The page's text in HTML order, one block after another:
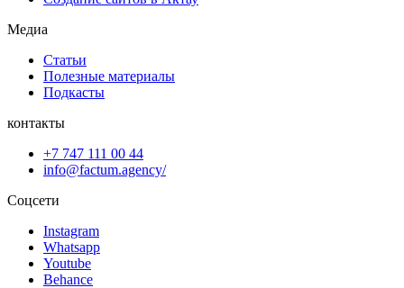
Медиа
Статьи
Полезные материалы
Подкасты
контакты
+7 747 111 00 44
info@factum.agency/
Соцсети
Instagram
Whatsapp
Youtube
Behance